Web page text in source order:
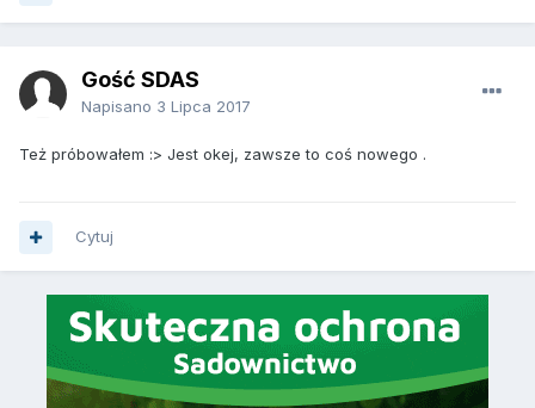
Gość SDAS
Napisano 3 Lipca 2017
Też próbowałem :> Jest okej, zawsze to coś nowego .
Cytuj